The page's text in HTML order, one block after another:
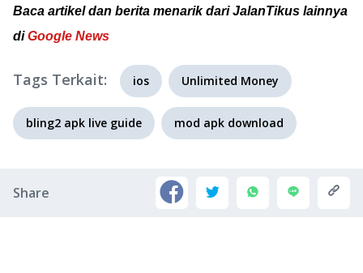
Baca artikel dan berita menarik dari JalanTikus lainnya
diGoogle News
Tags Terkait: ios Unlimited Money
bling2 apk live guide mod apk download
Share